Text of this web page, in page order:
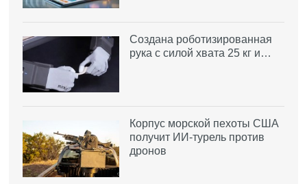
Создана роботизированная
рука с силой хвата 25 кг и…
Корпус морской пехоты США
получит ИИ-турель против
дронов